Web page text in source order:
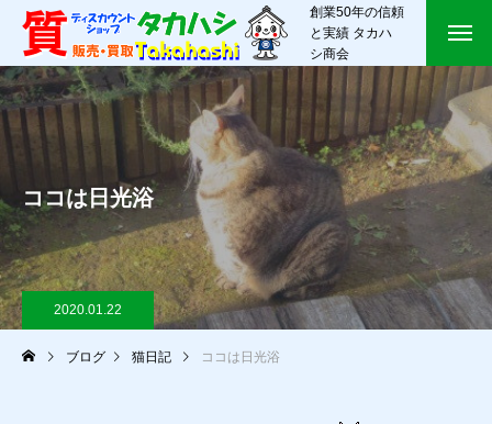
創業50年の信頼
と実績 タカハ
シ商会
ココは日光浴
2020.01.22
ブログ 猫日記 ココは日光浴